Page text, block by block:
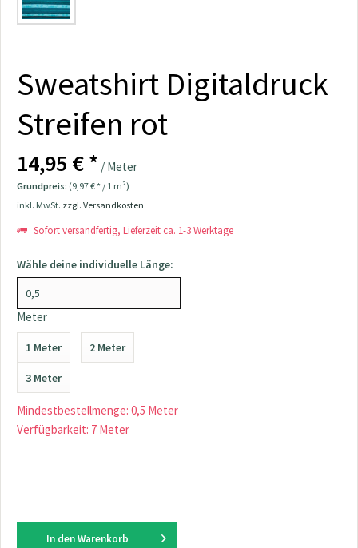
Sweatshirt Digitaldruck
Streifen rot
14,95 € * / Meter
Grundpreis: (9,97 € * / 1 m²)
inkl. MwSt. zzgl. Versandkosten
Sofort versandfertig, Lieferzeit ca. 1-3 Werktage
Wähle deine individuelle Länge:
Meter
1 Meter 2 Meter
3 Meter
Mindestbestellmenge: 0,5 Meter
Verfügbarkeit: 7 Meter
In den Warenkorb